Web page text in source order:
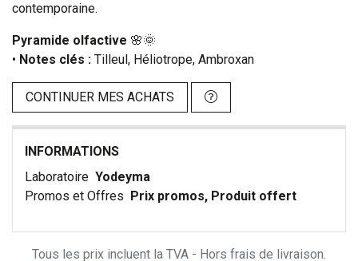
contemporaine.
Pyramide olfactive 🌸🌞
• Notes clés : Tilleul, Héliotrope, Ambroxan
CONTINUER MES ACHATS
INFORMATIONS
Laboratoire Yodeyma
Promos et Offres
Prix promos, Produit offert
Tous les prix incluent la TVA - Hors frais de livraison.